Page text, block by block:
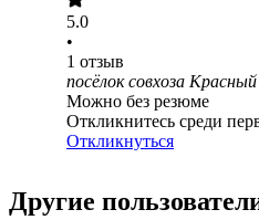
5.0
•
1 отзыв
посёлок совхоза
Можно без резюме
Откликнитесь среди
Откликнуться
Другие